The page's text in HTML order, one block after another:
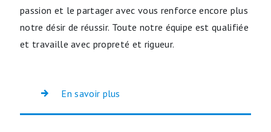
passion et le partager avec vous renforce encore plus
notre désir de réussir. Toute notre équipe est qualifiée
et travaille avec propreté et rigueur.
En savoir plus